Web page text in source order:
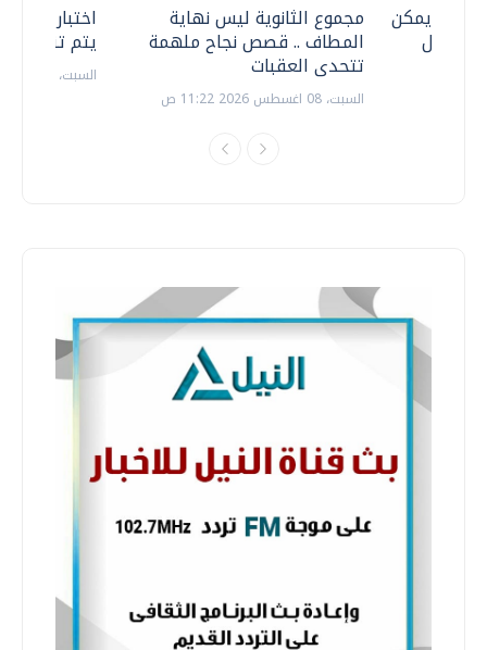
اختبارات
يتم
السبت، 18 يوليو 2026 09:22 ص
مجموع الثانوية ليس نهاية
المطاف .. قصص نجاح ملهمة
تتحدى العقبات
السبت، 08 اغسطس 2026 11:22 ص
.. هل يمكن
نتعامل